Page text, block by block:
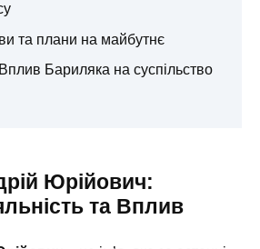
та плани на майбутнє
Бариляка на суспільство
Юрійович:
та Вплив